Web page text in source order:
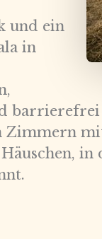
und ein
in
barrierefrei
Zimmern
in